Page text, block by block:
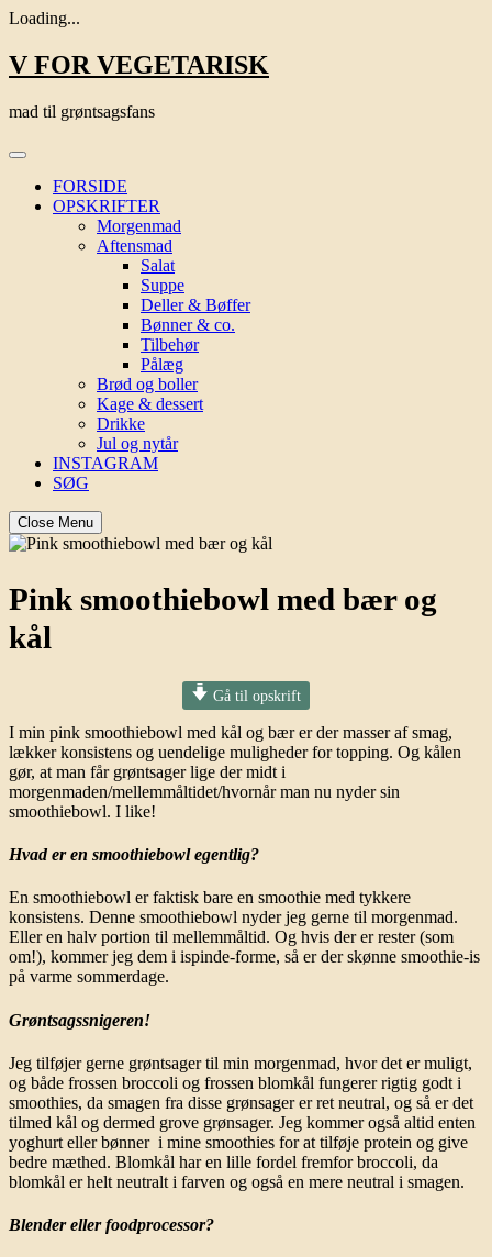
Loading...
Skip
to
V FOR VEGETARISK
mad til grøntsagsfans
FORSIDE
OPSKRIFTER
Morgenmad
Aftensmad
Salat
Suppe
Deller & Bøffer
Bønner & co.
Tilbehør
Pålæg
Brød og boller
Kage & dessert
Drikke
Jul og nytår
INSTAGRAM
SØG
Close Menu
Pink smoothiebowl med bær og
kål
Gå til opskrift
I min pink smoothiebowl med kål og bær er der masser af smag,
lækker konsistens og uendelige muligheder for topping. Og kålen
gør, at man får grøntsager lige der midt i
morgenmaden/mellemmåltidet/hvornår man nu nyder sin
smoothiebowl. I like!
Hvad er en smoothiebowl egentlig?
En smoothiebowl er faktisk bare en smoothie med tykkere
konsistens. Denne smoothiebowl nyder jeg gerne til morgenmad.
Eller en halv portion til mellemmåltid. Og hvis der er rester (som
om!), kommer jeg dem i ispinde-forme, så er der skønne smoothie-is
på varme sommerdage.
Grøntsagssnigeren!
Jeg tilføjer gerne grøntsager til min morgenmad, hvor det er muligt,
og både frossen broccoli og frossen blomkål fungerer rigtig godt i
smoothies, da smagen fra disse grønsager er ret neutral, og så er det
tilmed kål og dermed grove grønsager. Jeg kommer også altid enten
yoghurt eller bønner i mine smoothies for at tilføje protein og give
bedre mæthed. Blomkål har en lille fordel fremfor broccoli, da
blomkål er helt neutralt i farven og også en mere neutral i smagen.
Blender eller foodprocessor?